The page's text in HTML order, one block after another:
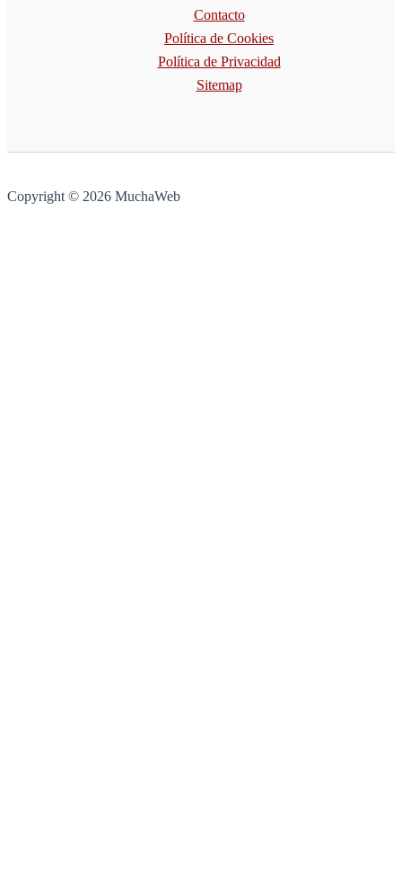
Contacto
Política de Cookies
Política de Privacidad
Sitemap
Copyright © 2026 MuchaWeb